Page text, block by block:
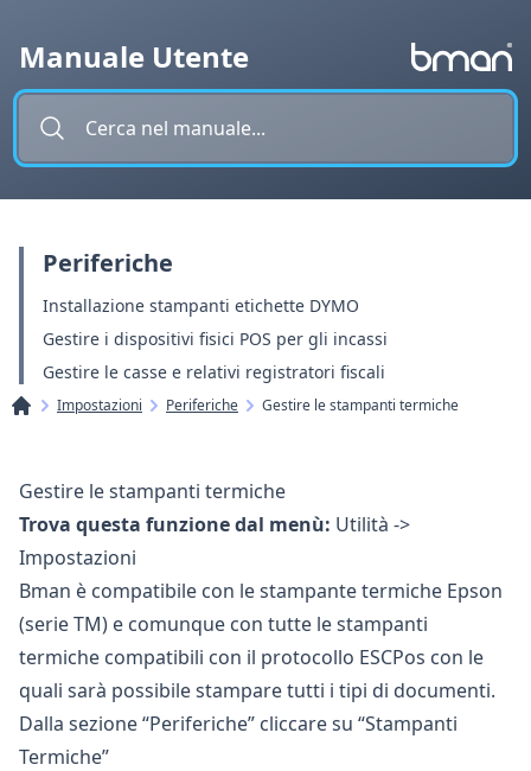
Manuale Utente
Periferiche
Installazione stampanti etichette DYMO
Gestire i dispositivi fisici POS per gli incassi
Gestire le casse e relativi registratori fiscali
Impostazioni Periferiche Gestire le stampanti termiche
Gestire le stampanti termiche
Trova questa funzione dal menù: Utilità ->
Impostazioni
Bman è compatibile con le stampante termiche Epson
(serie TM) e comunque con tutte le stampanti
termiche compatibili con il protocollo ESCPos con le
quali sarà possibile stampare tutti i tipi di documenti.
Dalla sezione “Periferiche” cliccare su “Stampanti
Termiche”